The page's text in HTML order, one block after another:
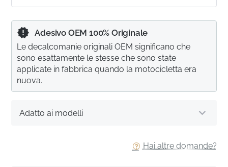
Hai altre domande?
Adatto ai modelli
Adesivo OEM 100% Originale
Le decalcomanie originali OEM significano che
sono esattamente le stesse che sono state
applicate in fabbrica quando la motocicletta era
nuova.